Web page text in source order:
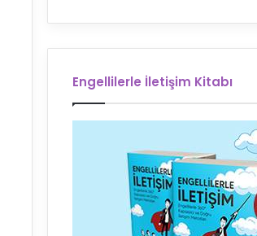
Engellilerle İletişim Kitabı